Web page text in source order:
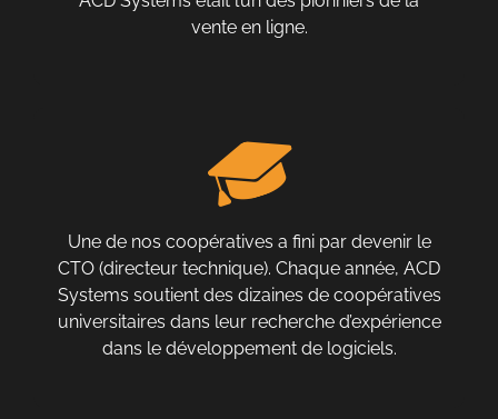
vente en ligne.
Une de nos coopératives a fini par devenir le
CTO (directeur technique). Chaque année, ACD
Systems soutient des dizaines de coopératives
universitaires dans leur recherche d’expérience
dans le développement de logiciels.